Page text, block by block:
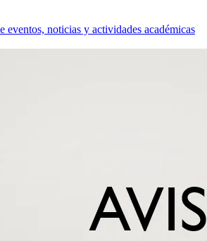
eventos, noticias y actividades académicas